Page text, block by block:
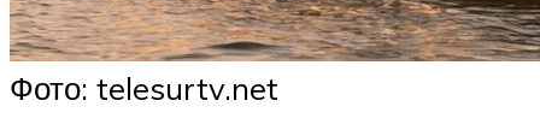
Фото: telesurtv.net